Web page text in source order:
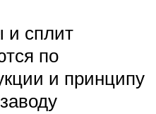
и сплит
по
и принципу